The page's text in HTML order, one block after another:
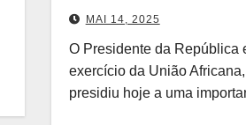
MAI 14, 2025
O Presidente da República
exercício da União
presidiu hoje a uma